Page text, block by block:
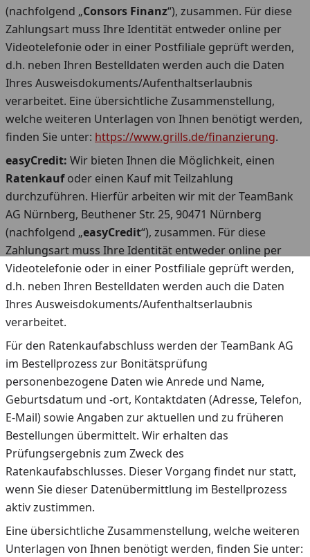
(nachfolgend „Consors Finanz“), zusammen. Für diese
Zahlungsart muss Ihre Identität entweder online per
Videotelefonie oder in einer Postfiliale geprüft werden,
d.h. neben Ihren Bestelldaten werden auch die Daten
Ihres Ausweisdokuments/Aufenthaltserlaubnis
verarbeitet. Eine übersichtliche Zusammenstellung,
welche weiteren Unterlagen von Ihnen benötigt werden,
finden Sie unter: https://www.grills.de/finanzierung.
easyCredit: Wir bieten Ihnen die Möglichkeit, einen
Ratenkaufoder einen Kauf mit Teilzahlung
durchzuführen. Hierfür arbeiten wir mit der TeamBank
AG Nürnberg, Beuthener Str. 25, 90471 Nürnberg
(nachfolgend „easyCredit“), zusammen. Für diese
Zahlungsart muss Ihre Identität entweder online per
Videotelefonie oder in einer Postfiliale geprüft werden,
d.h. neben Ihren Bestelldaten werden auch die Daten
Ihres Ausweisdokuments/Aufenthaltserlaubnis
verarbeitet.
Für den Ratenkaufabschluss werden der TeamBank AG
im Bestellprozess zur Bonitätsprüfung
personenbezogene Daten wie Anrede und Name,
Geburtsdatum und -ort, Kontaktdaten (Adresse, Telefon,
E-Mail) sowie Angaben zur aktuellen und zu früheren
Bestellungen übermittelt. Wir erhalten das
Prüfungsergebnis zum Zweck des
Ratenkaufabschlusses. Dieser Vorgang findet nur statt,
wenn Sie dieser Datenübermittlung im Bestellprozess
aktiv zustimmen.
Eine übersichtliche Zusammenstellung, welche weiteren
Unterlagen von Ihnen benötigt werden, finden Sie unter: